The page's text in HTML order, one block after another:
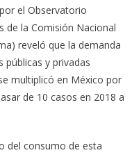
el Observatorio
de la Comisión Nacional
reveló que la demanda
y privadas
multiplicó en México por
de 10 casos en 2018 a
del consumo de esta